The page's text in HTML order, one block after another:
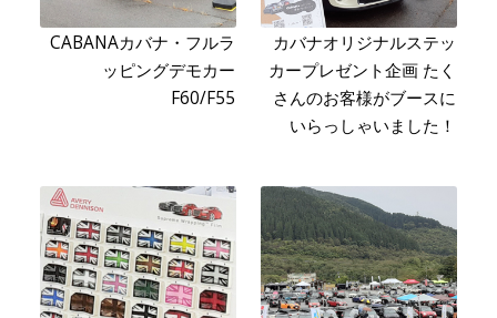
CABANAカバナ・フルラ
ッピングデモカー
F60/F55
カバナオリジナルステッ
カープレゼント企画 たく
さんのお客様がブースに
いらっしゃいました！